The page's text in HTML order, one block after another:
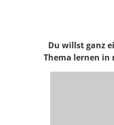
Du willst ganz
Thema lernen in